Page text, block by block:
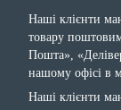
Наші клієнти
товару
Пошта»,
нашому офісі в
Наші клієнти